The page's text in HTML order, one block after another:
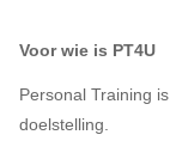
Voor wie is PT4U
Personal Training
doelstelling.